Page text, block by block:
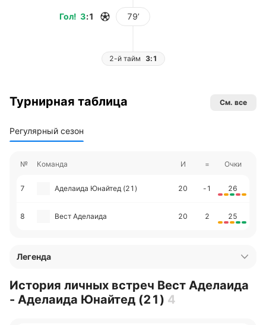
Гол! 3:1 79’
2-й тайм 3:1
Турнирная таблица См. все
Регулярный сезон
№ Команда И = Очки
7 Аделаида Юнайтед (21) 20 -1 26
8 Вест Аделаида 20 2 25
Легенда
История личных встреч Вест Аделаида
- Аделаида Юнайтед (21) 4